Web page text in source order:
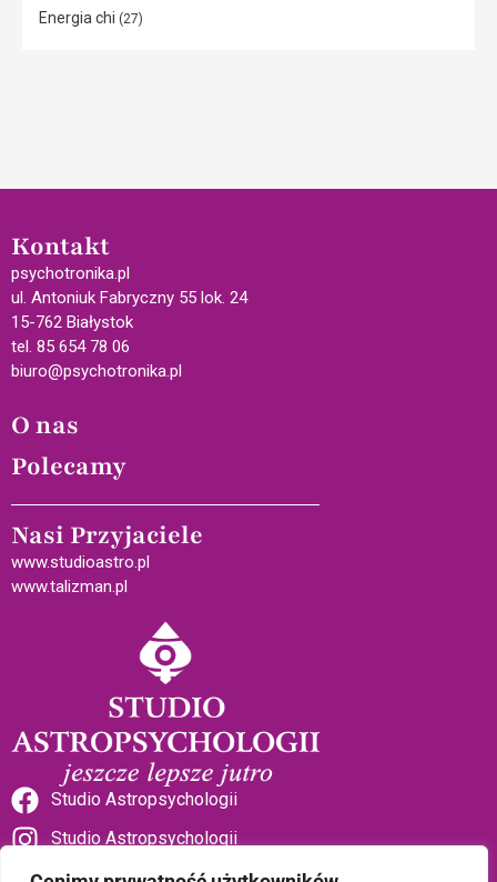
Energia chi (27)
Kontakt
psychotronika.pl
ul. Antoniuk Fabryczny 55 lok. 24
15-762 Białystok
tel. 85 654 78 06
biuro@psychotronika.pl
O nas
Polecamy
Nasi Przyjaciele
www.studioastro.pl
www.talizman.pl
Studio Astropsychologii
Studio Astropsychologii